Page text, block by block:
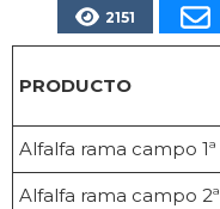
2151
PRODUCTO
Alfalfa rama campo 1ª
Alfalfa rama campo 2ª